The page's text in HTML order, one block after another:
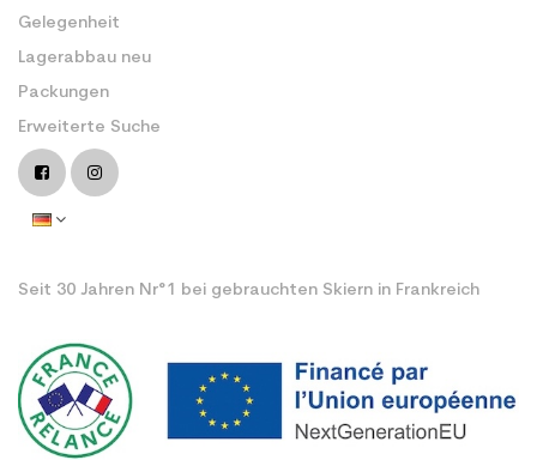
Gelegenheit
Lagerabbau neu
Packungen
Erweiterte Suche
Seit 30 Jahren Nr°1 bei gebrauchten Skiern in Frankreich